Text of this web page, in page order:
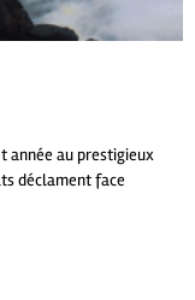
année au prestigieux
déclament face